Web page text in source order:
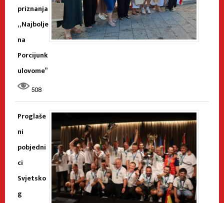
priznanja
„Najbolje
na
Porcijunk
ulovome”
508
Proglaše
ni
pobjedni
ci
Svjetsko
g